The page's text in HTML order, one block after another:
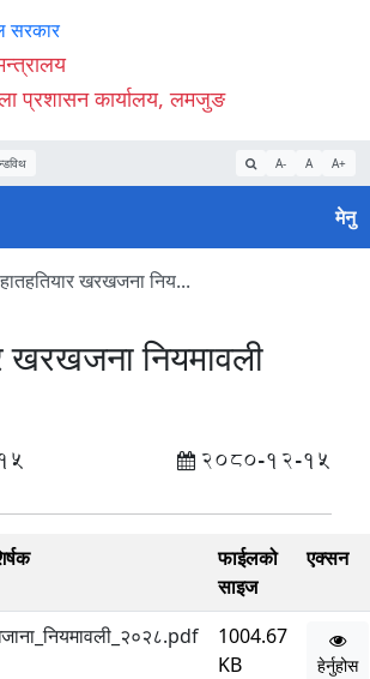
सरकार
प्रशासन कार्यालय, लमजुङ
A- A A+
मेनु
हातहतियार खरखजना निय...
खरखजना नियमावली
2080-12-15
फाईलको
साइज
एक्सन
1004.67
KB
हेर्नुहोस